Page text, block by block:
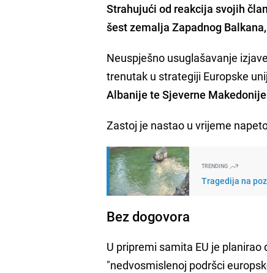
Strahujući od reakcija svojih
šest zemalja Zapadnog Balkana
Neuspješno usuglašavanje
trenutak u strategiji Europske
Albanije te Sjeverne
Zastoj je nastao u vrijeme
TRENDING
Tragedija na
Bez dogovora
U pripremi samita EU je
"nedvosmislenoj podršci